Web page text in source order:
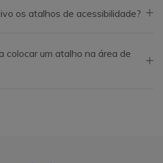
os atalhos de acessibilidade?
colocar um atalho na área de